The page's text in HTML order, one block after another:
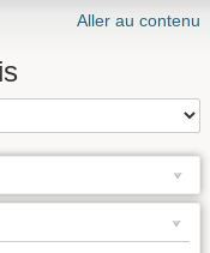
Aller au contenu